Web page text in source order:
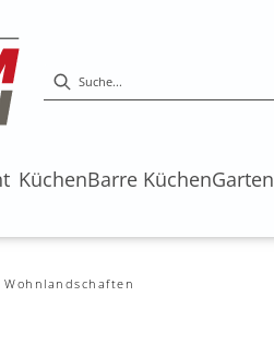
KüchenBarre KüchenGarten
Wohnlandschaften